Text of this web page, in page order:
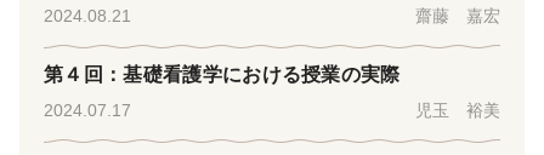
2024.08.21 齋藤 嘉宏
第４回：基礎看護学における授業の実際
2024.07.17 児玉 裕美